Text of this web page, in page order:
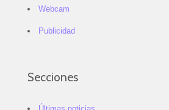
Webcam
Publicidad
Secciones